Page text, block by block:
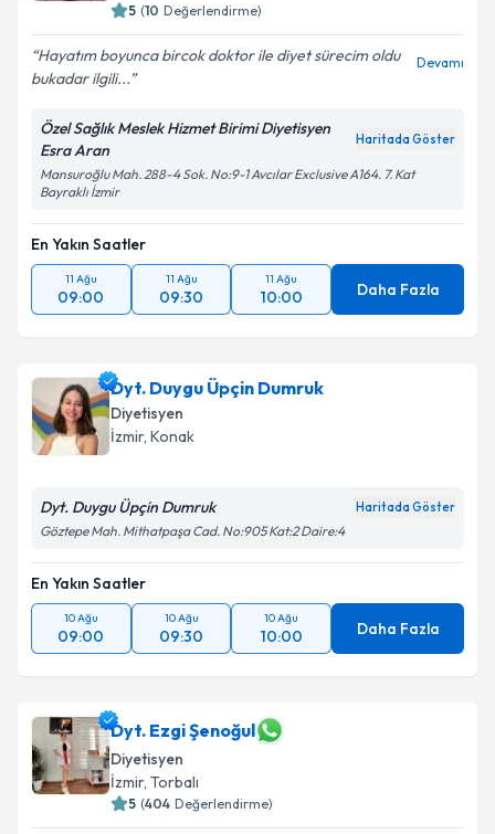
5 (10 Değerlendirme)
Hayatım boyunca bircok doktor ile diyet sürecim oldu
bukadar ilgili...
Devamı
Özel Sağlık Meslek Hizmet Birimi Diyetisyen
Esra Aran
Haritada Göster
Mansuroğlu Mah. 288-4 Sok. No:9-1 Avcılar Exclusive A164. 7. Kat
Bayraklı İzmir
En Yakın Saatler
11 Ağu
09:00
11 Ağu
09:30
11 Ağu
10:00 Daha Fazla
Dyt. Duygu Üpçin Dumruk
Diyetisyen
İzmir, Konak
Dyt. Duygu Üpçin Dumruk Haritada Göster
Göztepe Mah. Mithatpaşa Cad. No:905 Kat:2 Daire:4
En Yakın Saatler
10 Ağu
09:00
10 Ağu
09:30
10 Ağu
10:00 Daha Fazla
Dyt. Ezgi Şenoğul
Diyetisyen
İzmir, Torbalı
5 (404 Değerlendirme)